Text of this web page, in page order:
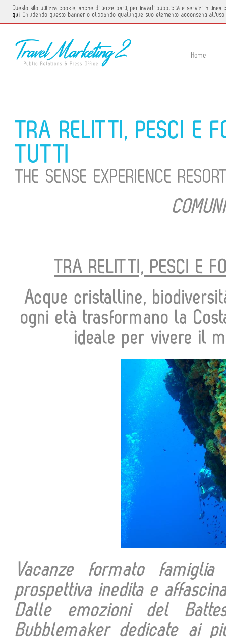
Questo sito utilizza cookie, anche di terze parti, per inviarti pubblicità e servizi in
qui. Chiudendo questo banner o cliccando qualunque suo elemento acconsenti
Home
TRA RELITTI, PESCI E
TUTTI
THE SENSE EXPERIENCE
TRA RELITTI, PESCI E
Acque cristalline,
ogni età trasformano la
ideale per vivere il
Vacanze formato
prospettiva inedita e
Dalle emozioni del
Bubblemaker dedicate ai